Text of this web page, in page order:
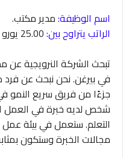
اسم الوظيفة:مدير مكتب.
الراتب يتراوح بين:
تبحث الشركة النرويجية عن
في بيرغن. نحن نبحث عن
جزءًا من فريق سريع النمو
شخص لديه خبرة في العمل
التعلم. ستعمل في بيئة
مجالات الخبرة وستكون